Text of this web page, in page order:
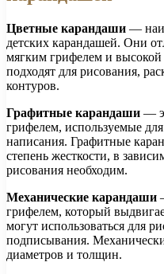
Цветные карандаши —
детских карандашей. Они
мягким грифелем и
подходят для рисования,
контуров.
Графитные карандаши —
грифелем, используемые
написания. Графитные
степень жесткости, в
рисования необходим.
Механические карандаши
грифелем, который
могут использоваться для
подписывания.
диаметров и толщин.